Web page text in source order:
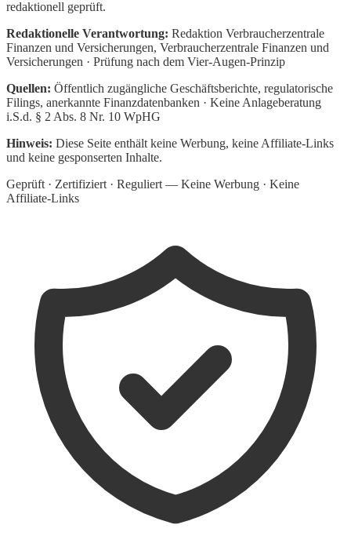
redaktionell geprüft.
Redaktionelle Verantwortung: Redaktion Verbraucherzentrale
Finanzen und Versicherungen, Verbraucherzentrale Finanzen und
Versicherungen · Prüfung nach dem Vier-Augen-Prinzip
Quellen: Öffentlich zugängliche Geschäftsberichte, regulatorische
Filings, anerkannte Finanzdatenbanken · Keine Anlageberatung
i.S.d. § 2 Abs. 8 Nr. 10 WpHG
Hinweis: Diese Seite enthält keine Werbung, keine Affiliate-Links
und keine gesponserten Inhalte.
Geprüft · Zertifiziert · Reguliert — Keine Werbung · Keine
Affiliate-Links